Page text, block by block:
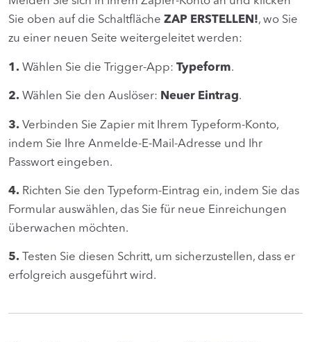
Sie oben auf die Schaltfläche ZAP ERSTELLEN!, wo Sie
zu einer neuen Seite weitergeleitet werden:
1. Wählen Sie die Trigger-App: Typeform.
2. Wählen Sie den Auslöser: Neuer Eintrag.
3. Verbinden Sie Zapier mit Ihrem Typeform-Konto,
indem Sie Ihre Anmelde-E-Mail-Adresse und Ihr
Passwort eingeben.
4. Richten Sie den Typeform-Eintrag ein, indem Sie das
Formular auswählen, das Sie für neue Einreichungen
überwachen möchten.
5. Testen Sie diesen Schritt, um sicherzustellen, dass er
erfolgreich ausgeführt wird.